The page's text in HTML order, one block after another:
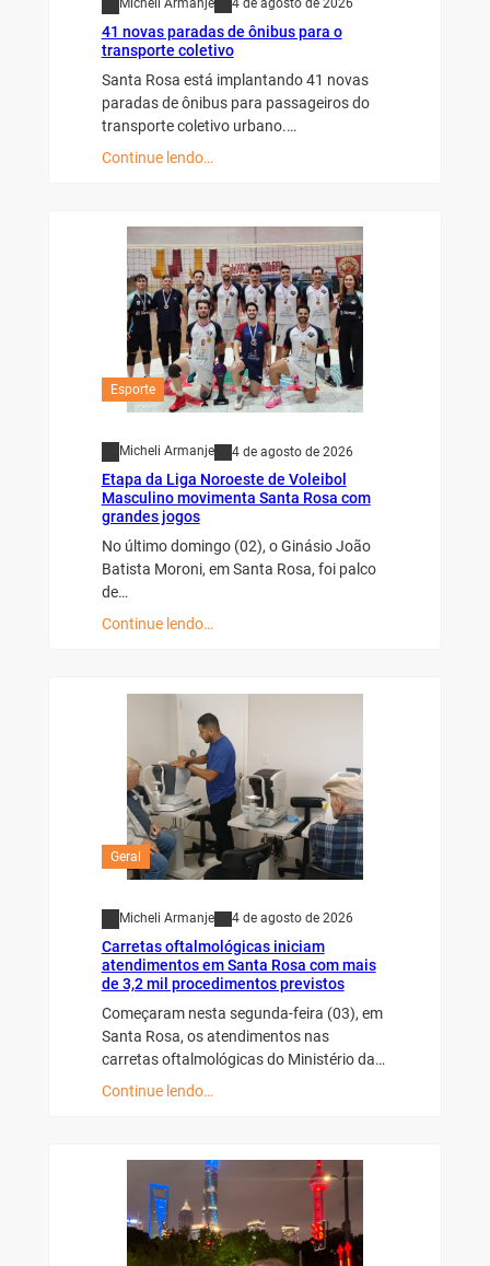
Micheli Armanje 4 de agosto de 2026
41 novas paradas de ônibus para o
transporte coletivo
Santa Rosa está implantando 41 novas
paradas de ônibus para passageiros do
transporte coletivo urbano.…
Continue lendo…
Esporte
Micheli Armanje 4 de agosto de 2026
Etapa da Liga Noroeste de Voleibol
Masculino movimenta Santa Rosa com
grandes jogos
No último domingo (02), o Ginásio João
Batista Moroni, em Santa Rosa, foi palco
de…
Continue lendo…
Geral
Micheli Armanje 4 de agosto de 2026
Carretas oftalmológicas iniciam
atendimentos em Santa Rosa com mais
de 3,2 mil procedimentos previstos
Começaram nesta segunda-feira (03), em
Santa Rosa, os atendimentos nas
carretas oftalmológicas do Ministério da…
Continue lendo…